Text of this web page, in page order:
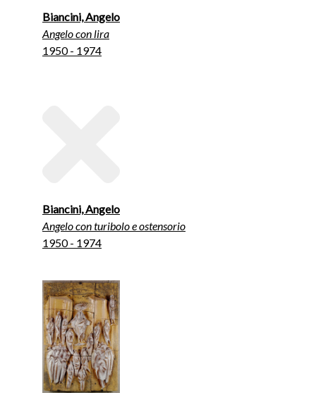
Biancini, Angelo
Angelo con lira
1950 - 1974
Biancini, Angelo
Angelo con turibolo e ostensorio
1950 - 1974